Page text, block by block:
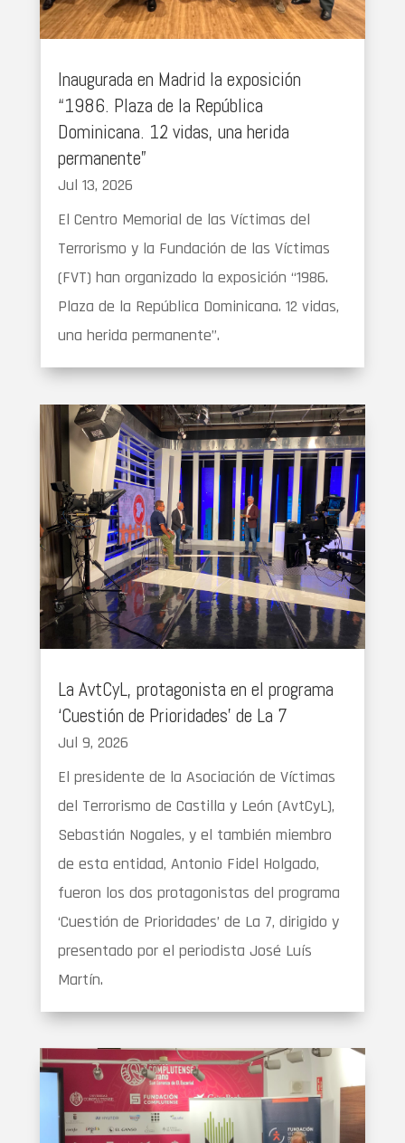
Inaugurada en Madrid la exposición
“1986. Plaza de la República
Dominicana. 12 vidas, una herida
permanente”
Jul 13, 2026
El Centro Memorial de las Víctimas del
Terrorismo y la Fundación de las Víctimas
(FVT) han organizado la exposición “1986.
Plaza de la República Dominicana. 12 vidas,
una herida permanente”.
La AvtCyL, protagonista en el programa
‘Cuestión de Prioridades’ de La 7
Jul 9, 2026
El presidente de la Asociación de Víctimas
del Terrorismo de Castilla y León (AvtCyL),
Sebastián Nogales, y el también miembro
de esta entidad, Antonio Fidel Holgado,
fueron los dos protagonistas del programa
‘Cuestión de Prioridades’ de La 7, dirigido y
presentado por el periodista José Luís
Martín.